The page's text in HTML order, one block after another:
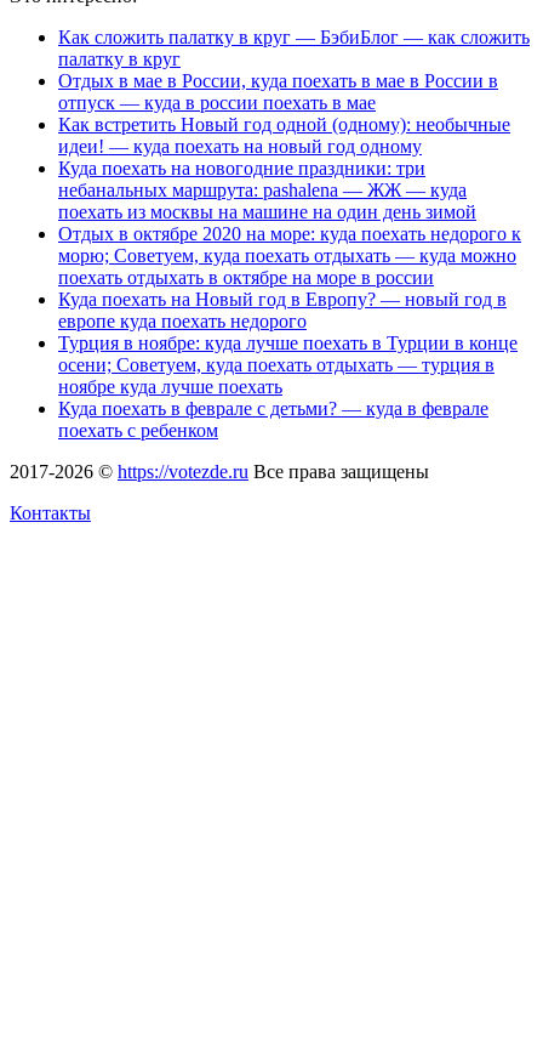
Как сложить палатку в круг — БэбиБлог — как сложить
палатку в круг
Отдых в мае в России, куда поехать в мае в России в
отпуск — куда в россии поехать в мае
Как встретить Новый год одной (одному): необычные
идеи! — куда поехать на новый год одному
Куда поехать на новогодние праздники: три
небанальных маршрута: pashalena — ЖЖ — куда
поехать из москвы на машине на один день зимой
Отдых в октябре 2020 на море: куда поехать недорого к
морю; Советуем, куда поехать отдыхать — куда можно
поехать отдыхать в октябре на море в россии
Куда поехать на Новый год в Европу? — новый год в
европе куда поехать недорого
Турция в ноябре: куда лучше поехать в Турции в конце
осени; Советуем, куда поехать отдыхать — турция в
ноябре куда лучше поехать
Куда поехать в феврале с детьми? — куда в феврале
поехать с ребенком
2017-2026 © https://votezde.ru Все права защищены
Контакты